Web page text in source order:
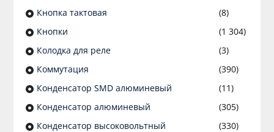
Кнопка тактовая
(8)
Кнопки
(1 304)
Колодка для реле
(3)
Коммутация
(390)
Конденсатор SMD алюминевый
(11)
Конденсатор алюминевый
(305)
Конденсатор высоковольтный
(330)